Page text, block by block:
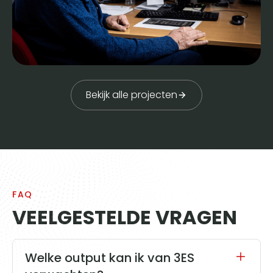
Bekijk alle projecten
FAQ
VEELGESTELDE VRAGEN
Welke output kan ik van 3ES